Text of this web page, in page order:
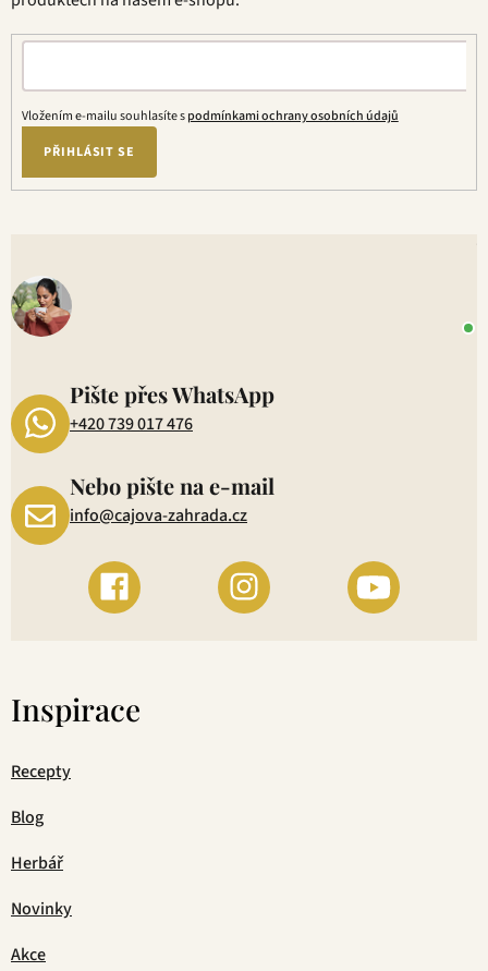
r
k
y
Vložením e-mailu souhlasíte spodmínkami ochrany osobních údajů
PŘIHLÁSIT SE
Pište přes WhatsApp
+420 739 017 476
Nebo pište na e-mail
info@cajova-zahrada.cz
Inspirace
Recepty
Blog
Herbář
Novinky
Akce